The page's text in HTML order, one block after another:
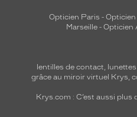
Opticien Paris -
Marseille - Opticien
lentilles de contact,
grâce au miroir virtuel Krys,
Krys.com : C’est aussi